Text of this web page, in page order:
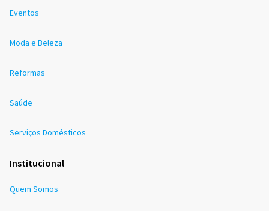
Eventos
Moda e Beleza
Reformas
Saúde
Serviços Domésticos
Institucional
Quem Somos